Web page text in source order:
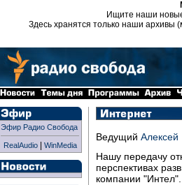
Ищите наши
Здесь хранятся только наши архивы
Эфир Радио Свобода
RealAudio| WinMedia
Ведущий Алексей
Нашу передачу
перспективах
компании "Интел".